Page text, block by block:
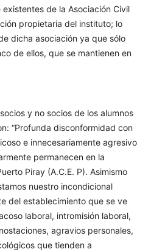
de la Asociación Civil
propietaria del instituto; lo
dicha asociación ya que sólo
de ellos, que se mantienen en
y no socios de los alumnos
“Profunda disconformidad con
e innecesariamente agresivo
permanecen en la
Piray (A.C.E. P). Asimismo
nuestro incondicional
del establecimiento que se ve
laboral, intromisión laboral,
agravios personales,
que tienden a